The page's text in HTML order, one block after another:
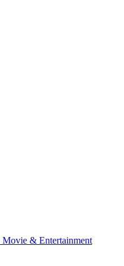
Movie & Entertainment